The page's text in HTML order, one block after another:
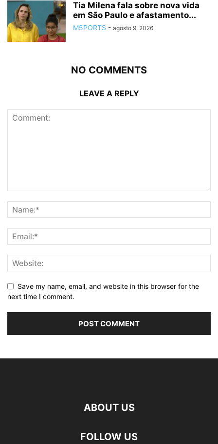
Tia Milena fala sobre nova vida
em São Paulo e afastamento...
M5PORTS - agosto 9, 2026
NO COMMENTS
LEAVE A REPLY
Save my name, email, and website in this browser for the
next time I comment.
ABOUT US
FOLLOW US